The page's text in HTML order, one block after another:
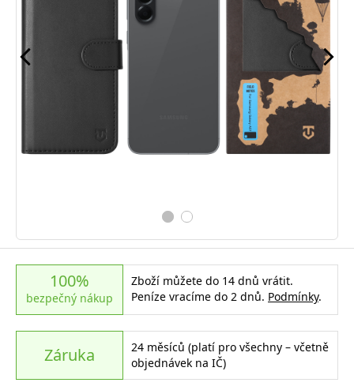
100%
bezpečný nákup
Zboží můžete do 14 dnů vrátit.
Peníze vracíme do 2 dnů. Podmínky.
Záruka
24 měsíců (platí pro všechny – včetně
objednávek na IČ)